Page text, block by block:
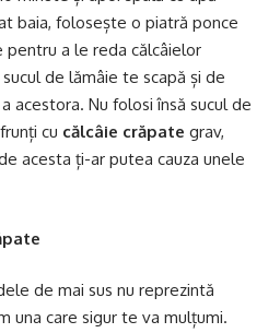
baia, folosește o piatră ponce
a le reda călcâielor
de lămâie te scapă și de
acestora. Nu folosi însă sucul de
cu călcâie crăpate grav,
acesta ți-ar putea cauza unele
de mai sus nu reprezintă
una care sigur te va mulțumi.